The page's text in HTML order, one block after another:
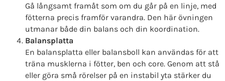
Gå långsamt framåt som om du går på en linje, med
fötterna precis framför varandra. Den här övningen
utmanar både din balans och din koordination.
Balansplatta
En balansplatta eller balansboll kan användas för att
träna musklerna i fötter, ben och core. Genom att stå
eller göra små rörelser på en instabil yta stärker du